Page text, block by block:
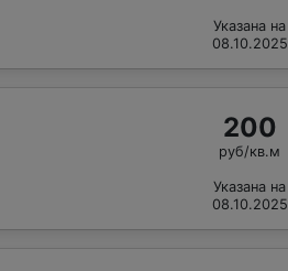
Указана на
08.10.2025
200
руб/кв.м
Указана на
08.10.2025